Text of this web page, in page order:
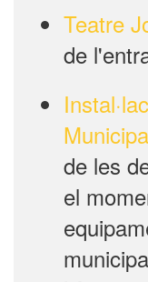
Teatre
de
de les
el